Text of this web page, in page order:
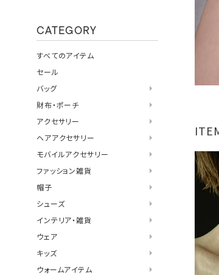
CATEGORY
すべてのアイテム
セール
バッグ
財布・ポーチ
アクセサリー
ヘアアクセサリー
モバイルアクセサリー
ファッション雑貨
帽子
シューズ
インテリア・雑貨
ウェア
キッズ
ウォームアイテム